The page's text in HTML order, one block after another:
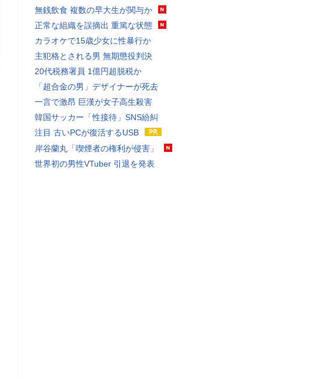
無銭飲食 複数の早大生が関与か
正常な組織を誤摘出 重篤な状態
カラオケで15歳少女に性暴行か
主犯格とされる男 無期懲役判決
20代税務署員 1億円超脱税か
「超合金の男」デザイナーが死去
一言で激昂 巨漢が女子高生殺害
韓国サッカー「性接待」SNS紛糾
注目 古いPCが復活するUSB
岸谷蘭丸「喫煙者の権利が侵害」
世界初の男性VTuber 引退を発表